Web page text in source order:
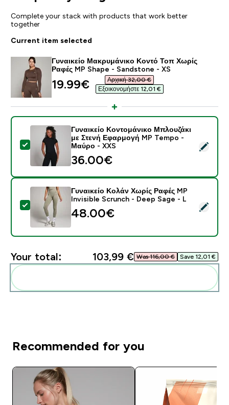
Complete your stack with products that work better
together
Current item selected
Γυναικείο Μακρυμάνικο Κοντό Τοπ Χωρίς
Ραφές MP Shape - Sandstone - XS
discounted price
19.99€‎
Αρχική 32,00 €‎
Εξοικονομήστε 12,01 €‎
Select this product - Γυναικείο Κοντομάνικο
Γυναικείο Κοντομάνικο Μπλουζάκι
με Στενή Εφαρμογή MP Tempo -
Μαύρο - XXS
36.00€‎
Select this product - Γυναικείο Κολάν Χωρίς Ραφές
Γυναικείο Κολάν Χωρίς Ραφές MP
Invisible Scrunch - Deep Sage - L
48.00€‎
Your total: 103,99 €‎ Was 116,00 €‎ Save 12,01 €‎
Recommended for you